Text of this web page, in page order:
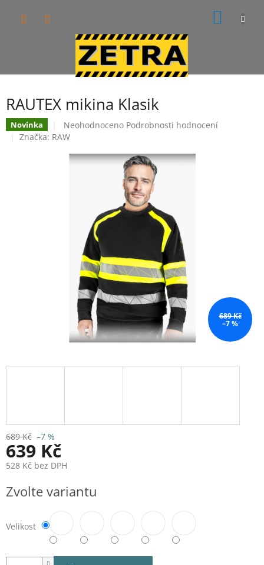
RAUTEX mikina Klasik
Novinka
Průměrné
hodnocení
je
Neohodnoceno Podrobnosti hodnocení
Značka: RAW
689 Kč
–7 %
689 Kč –7 %
639 Kč
528 Kč bez DPH
cena:
Zvolte variantu
Velikost